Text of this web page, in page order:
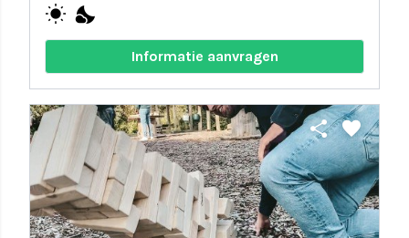
wb_sunny nights_stay
Informatie aanvragen
share favorite